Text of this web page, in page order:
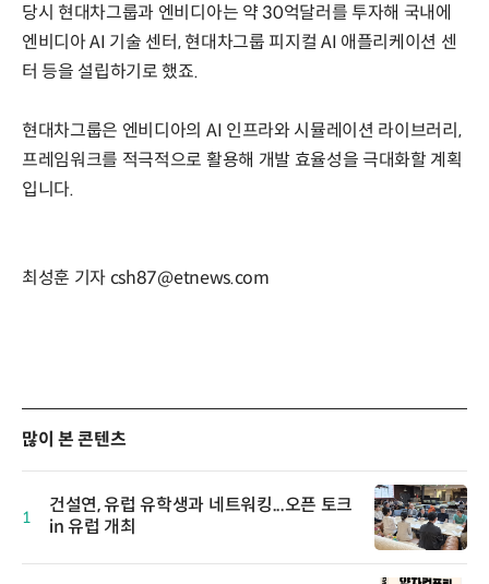
당시 현대차그룹과 엔비디아는 약 30억달러를 투자해 국내에
엔비디아 AI 기술 센터, 현대차그룹 피지컬 AI 애플리케이션 센
터 등을 설립하기로 했죠.
현대차그룹은 엔비디아의 AI 인프라와 시뮬레이션 라이브러리,
프레임워크를 적극적으로 활용해 개발 효율성을 극대화할 계획
입니다.
최성훈 기자 csh87@etnews.com
많이 본 콘텐츠
1
건설연, 유럽 유학생과 네트워킹...오픈 토크
in 유럽 개최